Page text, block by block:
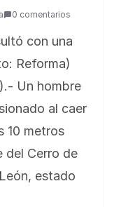
0 comentarios
Un hombre
al caer
10 metros
del Cerro de
estado